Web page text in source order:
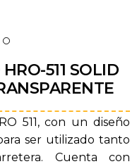
511 SOLID
511, con un diseño
ser utilizado tanto
Cuenta con